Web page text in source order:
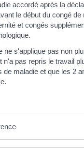
accordé après la
le début du congé de
et congés
ne s'applique pas non
n'a pas repris le travail
de maladie et que les 2